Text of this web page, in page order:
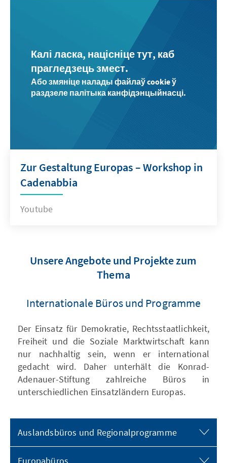
Калі ласка, націсніце тут, каб
прагледзець змест.
Або змяніце налады файлаў cookie ў
раздзеле палітыка канфідэнцыйнасці.
Zur Gestaltung Europas – Workshop in
Cadenabbia
Youtube
Unsere Angebote und Projekte zum
Thema
Internationale Büros und Programme
Der Einsatz für Demokratie, Rechtsstaatlichkeit,
Freiheit und die Soziale Marktwirtschaft kann
nur nachhaltig sein, wenn er international
gedacht wird. Daher unterhält die Konrad-
Adenauer-Stiftung zahlreiche Büros in
unterschiedlichen Einsatzländern Europas.
Auslandsbüros und Regionalprogramme
Europabüros